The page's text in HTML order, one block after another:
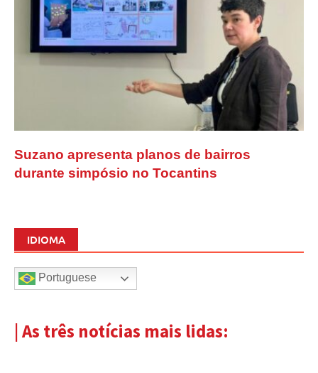
Suzano apresenta planos de bairros
durante simpósio no Tocantins
IDIOMA
Portuguese
| As três notícias mais lidas: